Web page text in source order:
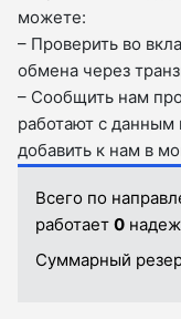
можете:
– Проверить во
обмена через
– Сообщить нам
работают с
добавить к нам в
Всего по
работает 0
Суммарный